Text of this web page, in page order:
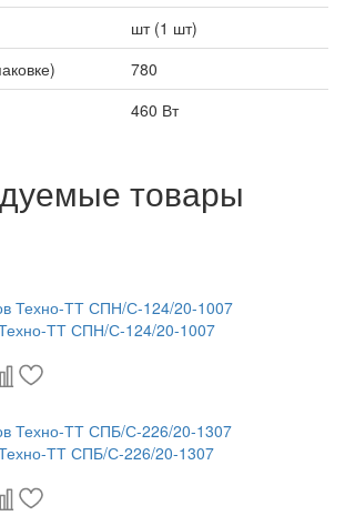
шт (1 шт)
780
460 Вт
товары
ТТ СПН/С-124/20-1007
ТТ СПБ/С-226/20-1307